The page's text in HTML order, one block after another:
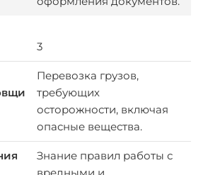
3
Перевозка грузов,
требующих
осторожности, включая
опасные вещества.
Знание правил работы с